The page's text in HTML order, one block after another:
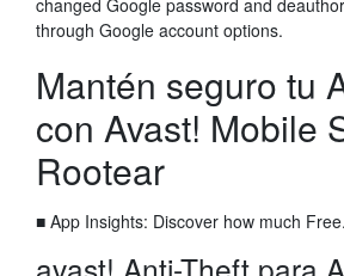
changed Google password and
through Google account options.
Mantén seguro tu
con Avast! Mobile
Rootear
■ App Insights: Discover how much Free.